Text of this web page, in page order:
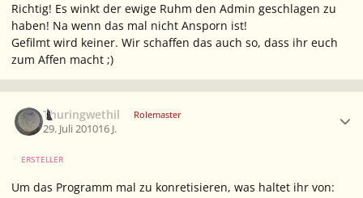
Richtig! Es winkt der ewige Ruhm den Admin geschlagen zu
haben! Na wenn das mal nicht Ansporn ist!
Gefilmt wird keiner. Wir schaffen das auch so, dass ihr euch
zum Affen macht ;)
Thuringwethil Rolemaster
29. Juli 201016 J.
ERSTELLER
Um das Programm mal zu konretisieren, was haltet ihr von: